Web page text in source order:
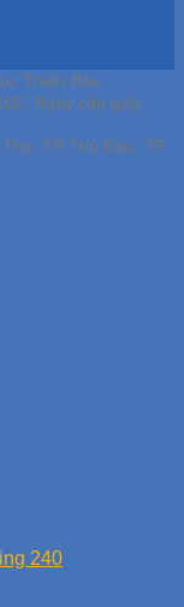
Thiên Bảo
Ngày cấp giấy
TP Thủ Đức, TP
240